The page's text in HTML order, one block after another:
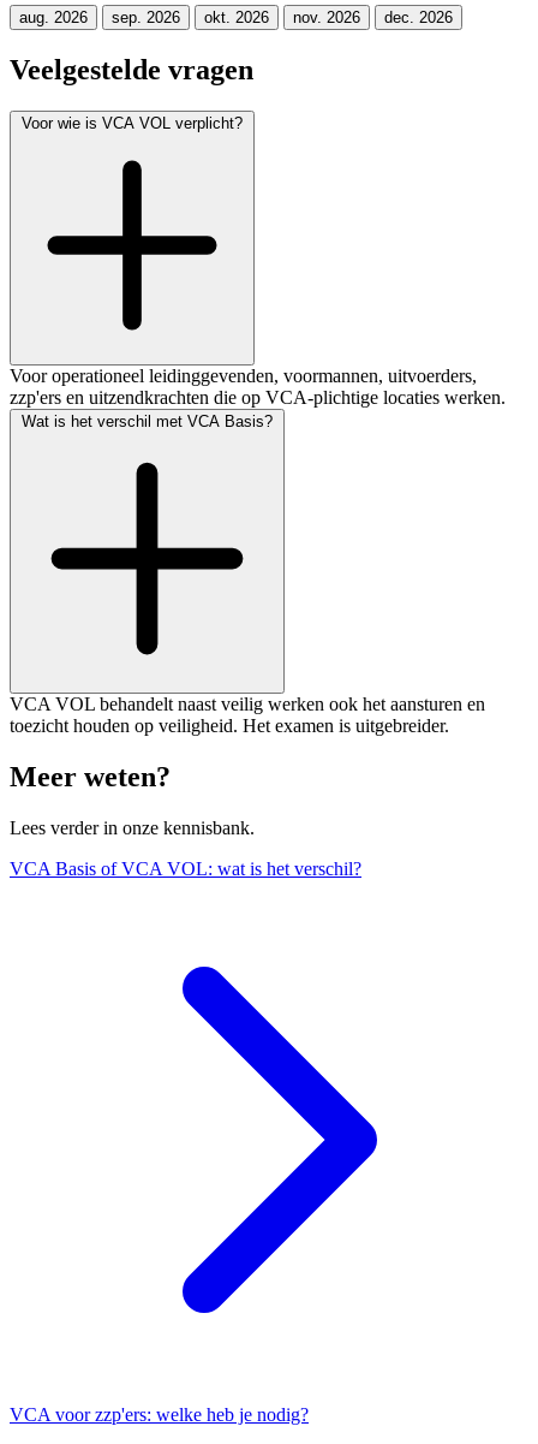
aug. 2026 sep. 2026 okt. 2026 nov. 2026 dec. 2026
Veelgestelde vragen
Voor wie is VCA VOL verplicht?
Voor operationeel leidinggevenden, voormannen, uitvoerders,
zzp'ers en uitzendkrachten die op VCA-plichtige locaties werken.
Wat is het verschil met VCA Basis?
VCA VOL behandelt naast veilig werken ook het aansturen en
toezicht houden op veiligheid. Het examen is uitgebreider.
Meer weten?
Lees verder in onze kennisbank.
VCA Basis of VCA VOL: wat is het verschil?
VCA voor zzp'ers: welke heb je nodig?